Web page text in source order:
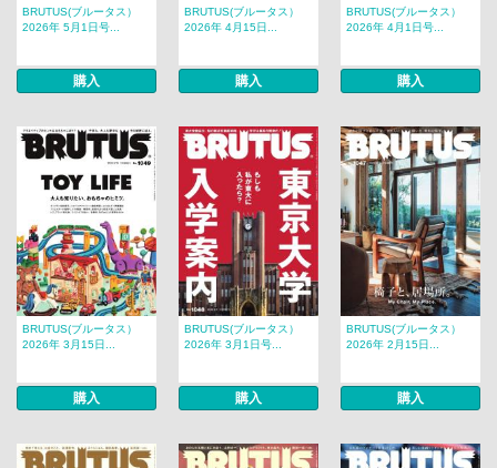
BRUTUS(ブルータス）
2026年 5月1日号...
購入
BRUTUS(ブルータス）
2026年 4月15日...
購入
BRUTUS(ブルータス）
2026年 4月1日号...
購入
BRUTUS(ブルータス）
2026年 3月15日...
購入
BRUTUS(ブルータス）
2026年 3月1日号...
購入
BRUTUS(ブルータス）
2026年 2月15日...
購入